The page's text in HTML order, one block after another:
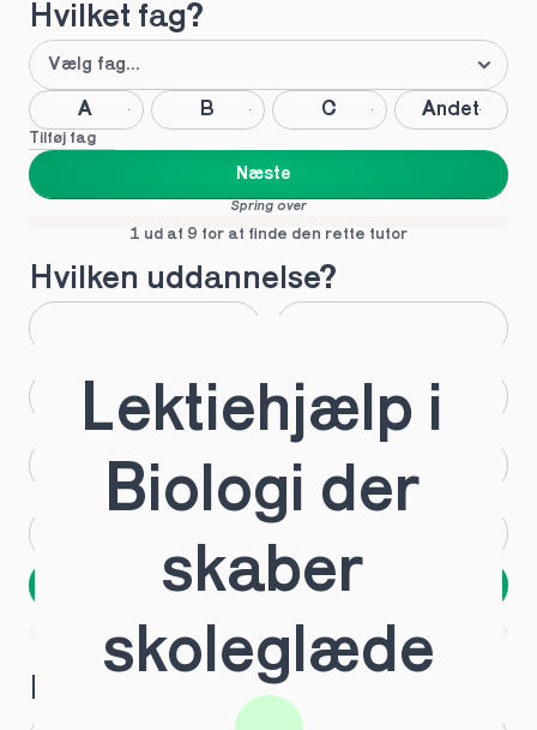
Hvilket fag?
A B C Andet
Tilføj fag
Næste
Spring over
1 ud af 9 for at finde den rette tutor
Hvilken uddannelse?
HTX HF
IB
Næste
1 ud af 9 for at finde den rette tutor
Hvilken årgang?
Lektiehjælp i
Biologi der
skaber
skoleglæde